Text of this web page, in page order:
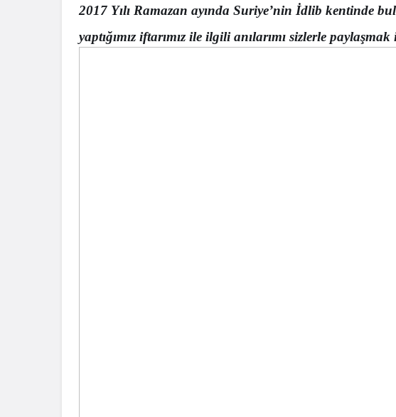
2017 Yılı Ramazan ayında Suriye’nin İdlib kentinde
yaptığımız iftarımız ile ilgili anılarımı sizlerle